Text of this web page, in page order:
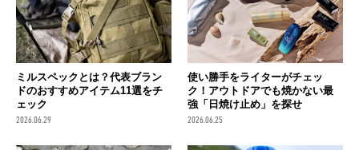
ミルスペックとは？代表ブラン
ドのおすすめアイテム11選をチ
ェック
2026.06.29
使い勝手をライターがチェッ
ク！アウトドアでも焼かない最
強「日焼け止め」を探せ
2026.06.25